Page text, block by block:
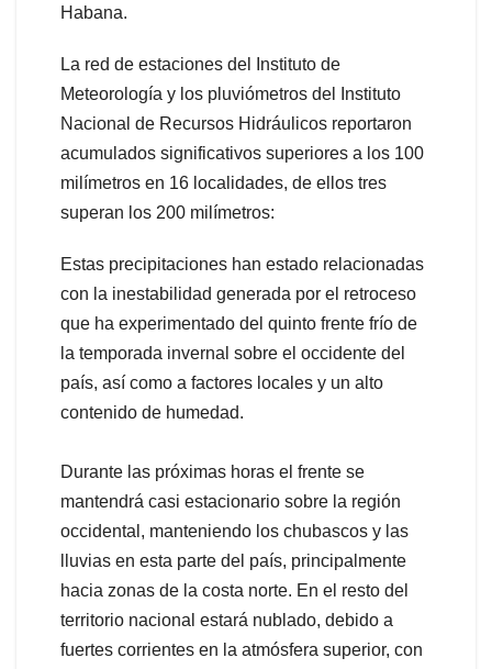
Habana.
La red de estaciones del Instituto de
Meteorología y los pluviómetros del Instituto
Nacional de Recursos Hidráulicos reportaron
acumulados significativos superiores a los 100
milímetros en 16 localidades, de ellos tres
superan los 200 milímetros:
Estas precipitaciones han estado relacionadas
con la inestabilidad generada por el retroceso
que ha experimentado del quinto frente frío de
la temporada invernal sobre el occidente del
país, así como a factores locales y un alto
contenido de humedad.
Durante las próximas horas el frente se
mantendrá casi estacionario sobre la región
occidental, manteniendo los chubascos y las
lluvias en esta parte del país, principalmente
hacia zonas de la costa norte. En el resto del
territorio nacional estará nublado, debido a
fuertes corrientes en la atmósfera superior, con